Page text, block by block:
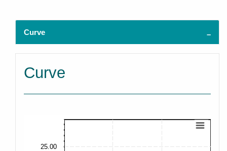
Curve
Curve
25.00